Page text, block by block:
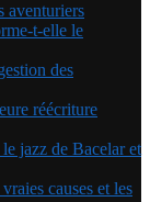
aventuriers
t-elle le
des
réécriture
jazz de Bacelar et
causes et les